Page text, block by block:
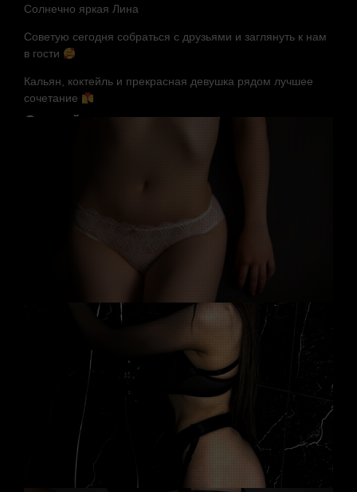
Солнечно яркая Лина
Советую сегодня собраться с друзьями и заглянуть к нам
в гости
Кальян, коктейль и прекрасная девушка рядом лучшее
сочетание
Случайные мастера